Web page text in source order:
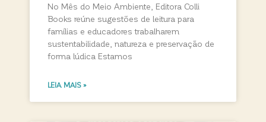
No Mês do Meio Ambiente, Editora Colli
Books reúne sugestões de leitura para
famílias e educadores trabalharem
sustentabilidade, natureza e preservação de
forma lúdica Estamos
LEIA MAIS »